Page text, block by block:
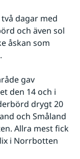
dagar med
och även sol
åskan som
gav
den 14 och i
drygt 20
och Småland
Allra mest fick
i Norrbotten